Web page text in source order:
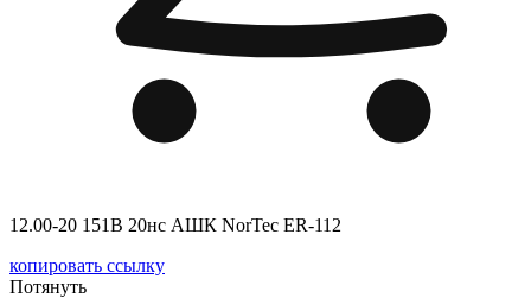
12.00-20 151B 20нс АШК NorTec ER-112
копировать ссылку
Потянуть